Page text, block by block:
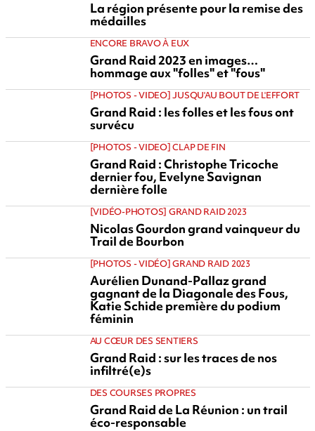
La région présente pour la remise des
médailles
ENCORE BRAVO À EUX
Grand Raid 2023 en images…
hommage aux "folles" et "fous"
[PHOTOS - VIDEO] JUSQU'AU BOUT DE L'EFFORT
Grand Raid : les folles et les fous ont
survécu
[PHOTOS - VIDEO] CLAP DE FIN
Grand Raid : Christophe Tricoche
dernier fou, Evelyne Savignan
dernière folle
[VIDÉO-PHOTOS] GRAND RAID 2023
Nicolas Gourdon grand vainqueur du
Trail de Bourbon
[PHOTOS - VIDÉO] GRAND RAID 2023
Aurélien Dunand-Pallaz grand
gagnant de la Diagonale des Fous,
Katie Schide première du podium
féminin
AU CŒUR DES SENTIERS
Grand Raid : sur les traces de nos
infiltré(e)s
DES COURSES PROPRES
Grand Raid de La Réunion : un trail
éco-responsable